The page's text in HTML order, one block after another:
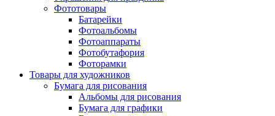
Фототовары
Батарейки
Фотоальбомы
Фотоаппараты
Фотобутафория
Фоторамки
Товары для художников
Бумага для рисования
Альбомы для рисования
Бумага для графики